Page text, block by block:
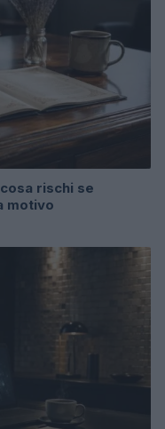
rischi se
motivo